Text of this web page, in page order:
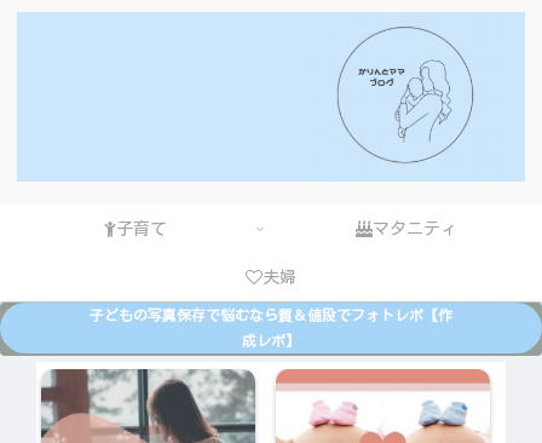
子育て マタニティ
夫婦
子どもの写真保存で悩むなら質＆値段でフォトレボ【作
成レポ】